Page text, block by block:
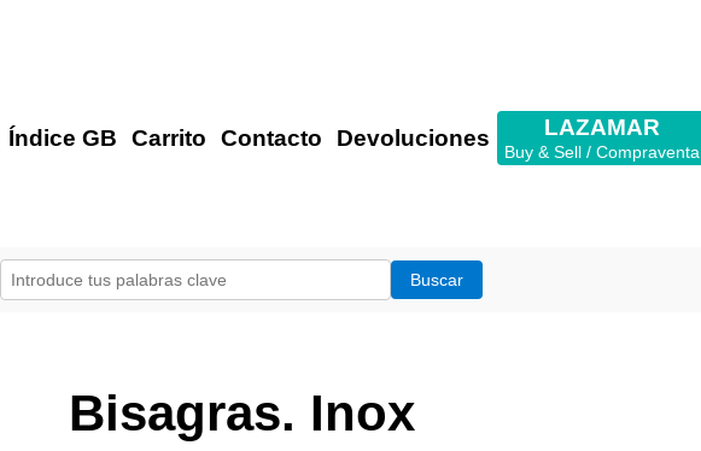
Índice GB Carrito Contacto Devoluciones LAZAMAR
Buy & Sell / Compraventa
Bisagras. Inox